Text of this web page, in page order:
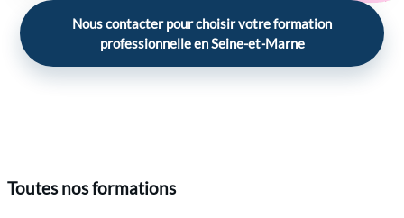
Nous contacter pour choisir votre formation
professionnelle en Seine-et-Marne
Toutes nos formations